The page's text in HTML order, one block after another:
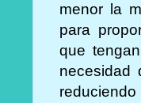
menor la
para
que
necesidad